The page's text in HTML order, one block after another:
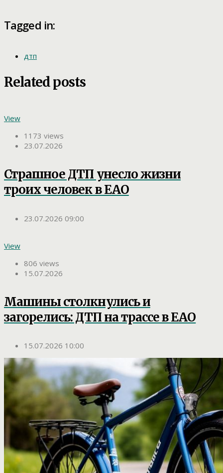
Tagged in:
дтп
Related posts
View
1173 views
23.07.2026
Страшное ДТП унесло жизни
троих человек в ЕАО
23.07.2026 09:00
View
806 views
15.07.2026
Машины столкнулись и
загорелись: ДТП на трассе в ЕАО
15.07.2026 10:00